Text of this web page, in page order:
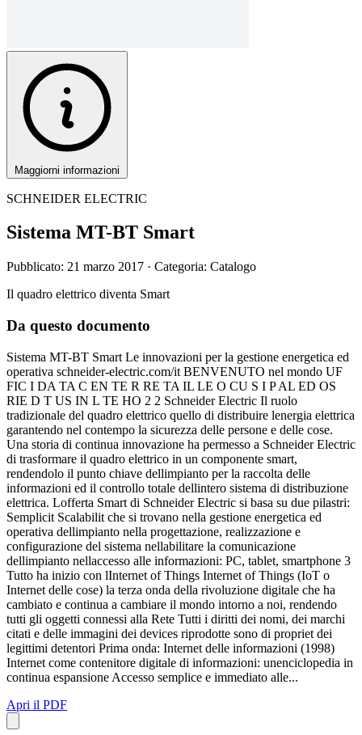
Maggiorni informazioni
SCHNEIDER ELECTRIC
Sistema MT-BT Smart
Pubblicato: 21 marzo 2017 · Categoria: Catalogo
Il quadro elettrico diventa Smart
Da questo documento
Sistema MT-BT Smart Le innovazioni per la gestione energetica ed
operativa schneider-electric.com/it BENVENUTO nel mondo UF
FIC I DA TA C EN TE R RE TA IL LE O CU S I P AL ED OS
RIE D T US IN L TE HO 2 2 Schneider Electric Il ruolo
tradizionale del quadro elettrico quello di distribuire lenergia elettrica
garantendo nel contempo la sicurezza delle persone e delle cose.
Una storia di continua innovazione ha permesso a Schneider Electric
di trasformare il quadro elettrico in un componente smart,
rendendolo il punto chiave dellimpianto per la raccolta delle
informazioni ed il controllo totale dellintero sistema di distribuzione
elettrica. Lofferta Smart di Schneider Electric si basa su due pilastri:
Semplicit Scalabilit che si trovano nella gestione energetica ed
operativa dellimpianto nella progettazione, realizzazione e
configurazione del sistema nellabilitare la comunicazione
dellimpianto nellaccesso alle informazioni: PC, tablet, smartphone 3
Tutto ha inizio con lInternet of Things Internet of Things (IoT o
Internet delle cose) la terza onda della rivoluzione digitale che ha
cambiato e continua a cambiare il mondo intorno a noi, rendendo
tutti gli oggetti connessi alla Rete Tutti i diritti dei nomi, dei marchi
citati e delle immagini dei devices riprodotte sono di propriet dei
legittimi detentori Prima onda: Internet delle informazioni (1998)
Internet come contenitore digitale di informazioni: unenciclopedia in
continua espansione Accesso semplice e immediato alle...
Apri il PDF